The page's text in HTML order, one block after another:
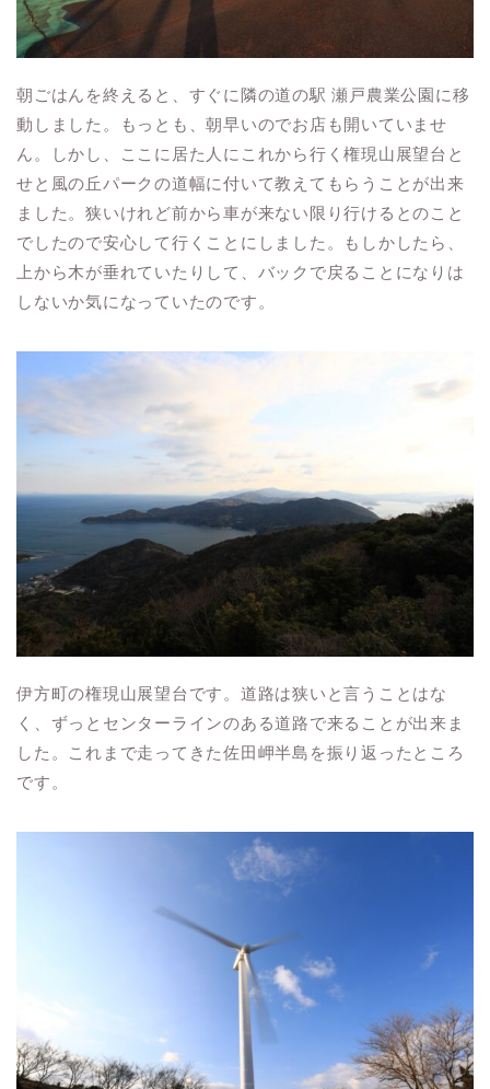
朝ごはんを終えると、すぐに隣の道の駅 瀬戸農業公園に移
動しました。もっとも、朝早いのでお店も開いていませ
ん。しかし、ここに居た人にこれから行く権現山展望台と
せと風の丘パークの道幅に付いて教えてもらうことが出来
ました。狭いけれど前から車が来ない限り行けるとのこと
でしたので安心して行くことにしました。もしかしたら、
上から木が垂れていたりして、バックで戻ることになりは
しないか気になっていたのです。
伊方町の権現山展望台です。道路は狭いと言うことはな
く、ずっとセンターラインのある道路で来ることが出来ま
した。これまで走ってきた佐田岬半島を振り返ったところ
です。